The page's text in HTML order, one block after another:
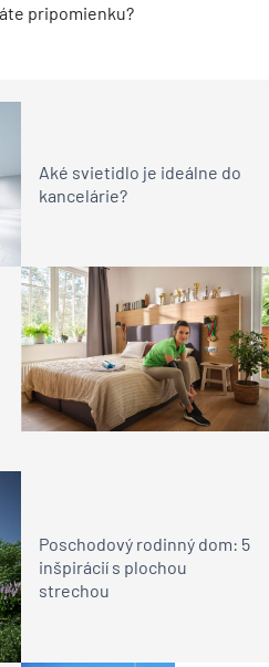
pripomienku?
Aké svietidlo je ideálne do
kancelárie?
Poschodový rodinný dom: 5
inšpirácií s plochou
strechou